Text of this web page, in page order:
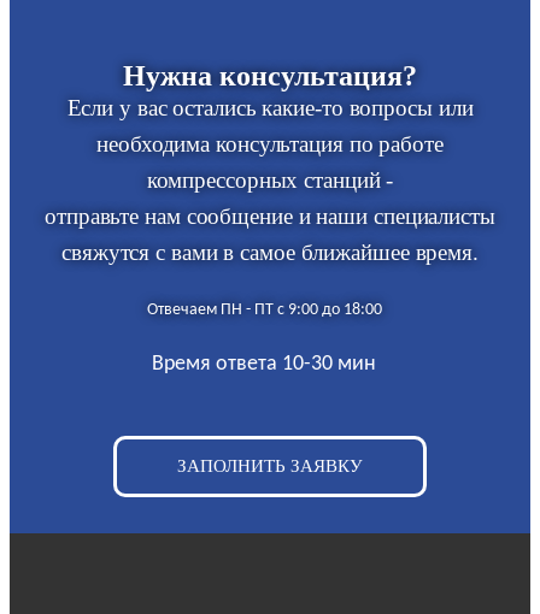
Нужна консультация?
Если у вас остались какие-то вопросы или
необходима консультация по работе
компрессорных станций -
отправьте нам сообщение и наши специалисты
свяжутся с вами в самое ближайшее время.
Отвечаем ПН - ПТ с 9:00 до 18:00
Время ответа 10-30 мин
ЗАПОЛНИТЬ ЗАЯВКУ